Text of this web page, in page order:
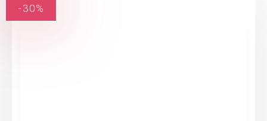
-30%